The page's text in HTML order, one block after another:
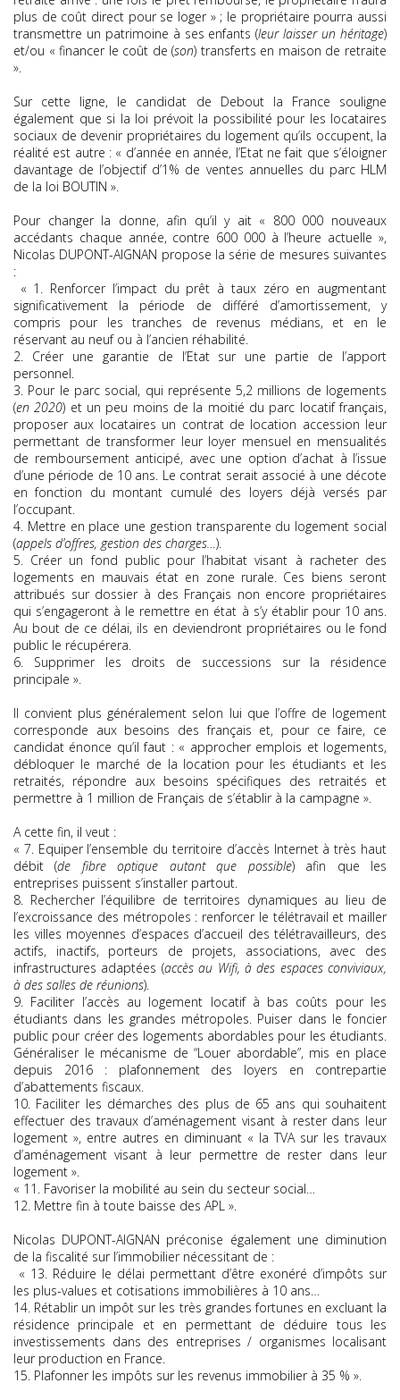
plus de coût direct pour se loger » ; le propriétaire pourra aussi
transmettre un patrimoine à ses enfants (leur laisser un héritage)
et/ou « financer le coût de (son) transferts en maison de retraite
».
Sur cette ligne, le candidat de Debout la France souligne
également que si la loi prévoit la possibilité pour les locataires
sociaux de devenir propriétaires du logement qu’ils occupent, la
réalité est autre : « d’année en année, l’Etat ne fait que s’éloigner
davantage de l’objectif d’1% de ventes annuelles du parc HLM
de la loi BOUTIN ».
Pour changer la donne, afin qu’il y ait « 800 000 nouveaux
accédants chaque année, contre 600 000 à l’heure actuelle »,
Nicolas DUPONT-AIGNAN propose la série de mesures suivantes
:
« 1. Renforcer l’impact du prêt à taux zéro en augmentant
significativement la période de différé d’amortissement, y
compris pour les tranches de revenus médians, et en le
réservant au neuf ou à l’ancien réhabilité.
2. Créer une garantie de l’Etat sur une partie de l’apport
personnel.
3. Pour le parc social, qui représente 5,2 millions de logements
(en 2020) et un peu moins de la moitié du parc locatif français,
proposer aux locataires un contrat de location accession leur
permettant de transformer leur loyer mensuel en mensualités
de remboursement anticipé, avec une option d’achat à l’issue
d’une période de 10 ans. Le contrat serait associé à une décote
en fonction du montant cumulé des loyers déjà versés par
l’occupant.
4. Mettre en place une gestion transparente du logement social
(appels d’offres, gestion des charges…).
5. Créer un fond public pour l’habitat visant à racheter des
logements en mauvais état en zone rurale. Ces biens seront
attribués sur dossier à des Français non encore propriétaires
qui s’engageront à le remettre en état à s’y établir pour 10 ans.
Au bout de ce délai, ils en deviendront propriétaires ou le fond
public le récupérera.
6. Supprimer les droits de successions sur la résidence
principale ».
Il convient plus généralement selon lui que l’offre de logement
corresponde aux besoins des français et, pour ce faire, ce
candidat énonce qu’il faut : « approcher emplois et logements,
débloquer le marché de la location pour les étudiants et les
retraités, répondre aux besoins spécifiques des retraités et
permettre à 1 million de Français de s’établir à la campagne ».
A cette fin, il veut :
« 7. Equiper l’ensemble du territoire d’accès Internet à très haut
débit (de fibre optique autant que possible) afin que les
entreprises puissent s’installer partout.
8. Rechercher l’équilibre de territoires dynamiques au lieu de
l’excroissance des métropoles : renforcer le télétravail et mailler
les villes moyennes d‘espaces d’accueil des télétravailleurs, des
actifs, inactifs, porteurs de projets, associations, avec des
infrastructures adaptées (accès au Wifi, à des espaces conviviaux,
à des salles de réunions).
9. Faciliter l’accès au logement locatif à bas coûts pour les
étudiants dans les grandes métropoles. Puiser dans le foncier
public pour créer des logements abordables pour les étudiants.
Généraliser le mécanisme de “Louer abordable”, mis en place
depuis 2016 : plafonnement des loyers en contrepartie
d’abattements fiscaux.
10. Faciliter les démarches des plus de 65 ans qui souhaitent
effectuer des travaux d’aménagement visant à rester dans leur
logement », entre autres en diminuant « la TVA sur les travaux
d’aménagement visant à leur permettre de rester dans leur
logement ».
« 11. Favoriser la mobilité au sein du secteur social…
12. Mettre fin à toute baisse des APL ».
Nicolas DUPONT-AIGNAN préconise également une diminution
de la fiscalité sur l’immobilier nécessitant de :
« 13. Réduire le délai permettant d’être exonéré d’impôts sur
les plus-values et cotisations immobilières à 10 ans…
14. Rétablir un impôt sur les très grandes fortunes en excluant la
résidence principale et en permettant de déduire tous les
investissements dans des entreprises / organismes localisant
leur production en France.
15. Plafonner les impôts sur les revenus immobilier à 35 % ».